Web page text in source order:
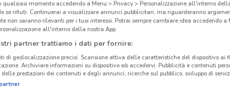
qualsiasi momento accedendo a Menu > Privacy > Personalizzazione all'interno
se rifiuti: Continuerai a visualizzare annunci pubblicitari, ma riguarderanno
non saranno rilevanti per i tuoi interessi. Potrai sempre cambiare idea accedendo a
all'interno della nostra App.
partner trattiamo i dati per fornire:
di geolocalizzazione precisi. Scansione attiva delle caratteristiche del dispositivo ai
Archiviare informazioni su dispositivo e/o accedervi. Pubblicità e contenuti
prestazioni dei contenuti e degli annunci, ricerche sul pubblico, sviluppo di